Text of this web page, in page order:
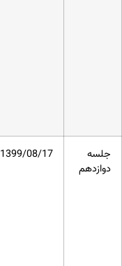
جلسه
دوازدهم
1399/08/17